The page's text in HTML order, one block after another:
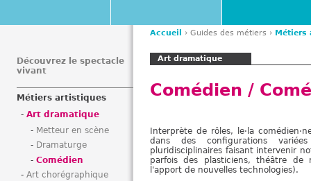
s
e
s
i
Accueil › Guides des métiers › Métiers
Art dramatique
Comédien /
Interprète de rôles, le·la
dans des configurations
pluridisciplinaires faisant intervenir
parfois des plasticiens, théâtre de
l'apport de nouvelles technologies).
Découvrez le spectacle
vivant
Métiers artistiques
Art dramatique
Metteur en scène
Dramaturge
Comédien
Art chorégraphique